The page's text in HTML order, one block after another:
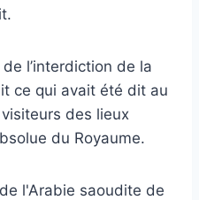
l’interdiction de la
ce qui avait été dit au
des lieux
du Royaume.
l'Arabie saoudite de